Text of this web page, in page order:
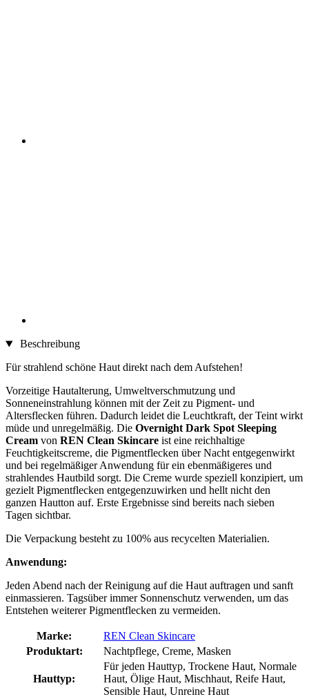
Beschreibung
Für strahlend schöne Haut direkt nach dem Aufstehen!
Vorzeitige Hautalterung, Umweltverschmutzung und
Sonneneinstrahlung können mit der Zeit zu Pigment- und
Altersflecken führen. Dadurch leidet die Leuchtkraft, der Teint wirkt
müde und unregelmäßig. Die Overnight Dark Spot Sleeping
Cream von REN Clean Skincare ist eine reichhaltige
Feuchtigkeitscreme, die Pigmentflecken über Nacht entgegenwirkt
und bei regelmäßiger Anwendung für ein ebenmäßigeres und
strahlendes Hautbild sorgt. Die Creme wurde speziell konzipiert, um
gezielt Pigmentflecken entgegenzuwirken und hellt nicht den
ganzen Hautton auf. Erste Ergebnisse sind bereits nach sieben
Tagen sichtbar.
Die Verpackung besteht zu 100% aus recycelten Materialien.
Anwendung:
Jeden Abend nach der Reinigung auf die Haut auftragen und sanft
einmassieren. Tagsüber immer Sonnenschutz verwenden, um das
Entstehen weiterer Pigmentflecken zu vermeiden.
Marke:
REN Clean Skincare
Produktart:
Nachtpflege, Creme, Masken
Hauttyp:
Für jeden Hauttyp, Trockene Haut, Normale
Haut, Ölige Haut, Mischhaut, Reife Haut,
Sensible Haut, Unreine Haut